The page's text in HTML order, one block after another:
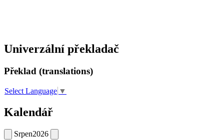
Univerzální překladač
Překlad (translations)
Select Language ▼
Kalendář
Srpen2026